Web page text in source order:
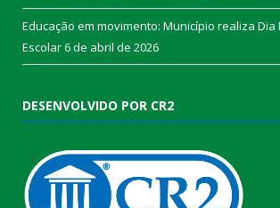
Educação em movimento: Município realiza Dia
Escolar6 de abril de 2026
DESENVOLVIDO POR CR2